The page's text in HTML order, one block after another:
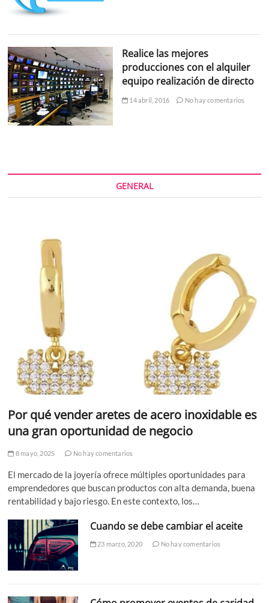
Realice las mejores
producciones con el alquiler
equipo realización de directo
14 abril, 2016 No hay comentarios
GENERAL
Por qué vender aretes de acero inoxidable es
una gran oportunidad de negocio
8 mayo, 2025 No hay comentarios
El mercado de la joyería ofrece múltiples oportunidades para
emprendedores que buscan productos con alta demanda, buena
rentabilidad y bajo riesgo. En este contexto, los…
Cuando se debe cambiar el aceite
23 marzo, 2020 No hay comentarios